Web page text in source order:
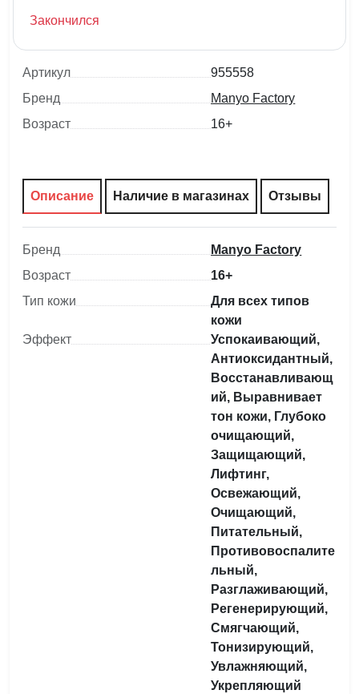
Закончился
Артикул
955558
Бренд
Manyo Factory
Возраст
16+
Описание Наличие в магазинах Отзывы
Бренд
Manyo Factory
Возраст
16+
Тип кожи
Для всех типов
кожи
Эффект
Успокаивающий,
Антиоксидантный,
Восстанавливающ
ий, Выравнивает
тон кожи, Глубоко
очищающий,
Защищающий,
Лифтинг,
Освежающий,
Очищающий,
Питательный,
Противовоспалите
льный,
Разглаживающий,
Регенерирующий,
Смягчающий,
Тонизирующий,
Увлажняющий,
Укрепляющий